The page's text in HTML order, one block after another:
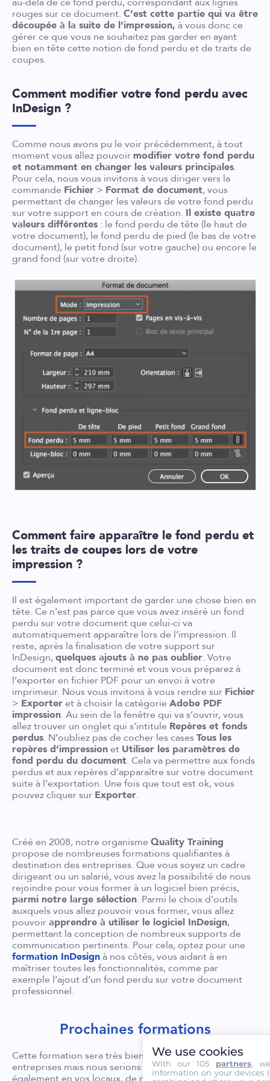
rouges sur ce document. C’est cette partie qui va être
découpée à la suite de l’impression, à vous donc ce
gérer ce que vous ne souhaitez pas garder en ayant
bien en tête cette notion de fond perdu et de traits de
coupes.
Comment modifier votre fond perdu avec
InDesign ?
Comme nous avons pu le voir précédemment, à tout
moment vous allez pouvoir modifier votre fond perdu
et notamment en changer les valeurs principales.
Pour cela, nous vous invitons à vous diriger vers la
commande Fichier > Format de document, vous
permettant de changer les valeurs de votre fond perdu
sur votre support en cours de création. Il existe quatre
valeurs différentes : le fond perdu de tête (le haut de
votre document), le fond perdu de pied (le bas de votre
document), le petit fond (sur votre gauche) ou encore le
grand fond (sur votre droite).
Comment faire apparaître le fond perdu et
les traits de coupes lors de votre
impression ?
Il est également important de garder une chose bien en
tête. Ce n’est pas parce que vous avez inséré un fond
perdu sur votre document que celui-ci va
automatiquement apparaître lors de l’impression. Il
reste, après la finalisation de votre support sur
InDesign,quelques ajouts à ne pas oublier. Votre
document est donc terminé et vous vous préparez à
l’exporter en fichier PDF pour un envoi à votre
imprimeur. Nous vous invitons à vous rendre sur Fichier
> Exporteret à choisir la catégorie Adobe PDF
impression. Au sein de la fenêtre qui va s’ouvrir, vous
allez trouver un onglet qui s’intitule Repères et fonds
perdus. N’oubliez pas de cocher les cases Tous les
repères d’impressionet Utiliser les paramètres de
fond perdu du document. Cela va permettre aux fonds
perdus et aux repères d’apparaître sur votre document
suite à l’exportation. Une fois que tout est ok, vous
pouvez cliquer sur Exporter.
Créé en 2008, notre organisme Quality Training
propose de nombreuses formations qualifiantes à
destination des entreprises. Que vous soyez un cadre
dirigeant ou un salarié, vous avez la possibilité de nous
rejoindre pour vous former à un logiciel bien précis,
parmi notre large sélection. Parmi le choix d’outils
auxquels vous allez pouvoir vous former, vous allez
pouvoirapprendre à utiliser le logiciel InDesign,
permettant la conception de nombreux supports de
communication pertinents. Pour cela, optez pour une
formation InDesignà nos côtés, vous aidant à en
maîtriser toutes les fonctionnalités, comme par
exemple l’ajout d’un fond perdu sur votre document
professionnel.
Prochaines formations
Cette formation sera très bientôt programmée en inter-
entreprises mais nous serions ravis de l’organiser
We use cookies
With our 105 partners,
information on your devices